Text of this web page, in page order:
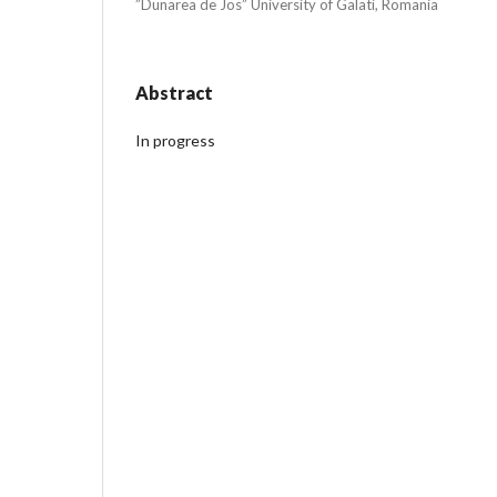
”Dunarea de Jos” University of Galati, Romania
Abstract
In progress